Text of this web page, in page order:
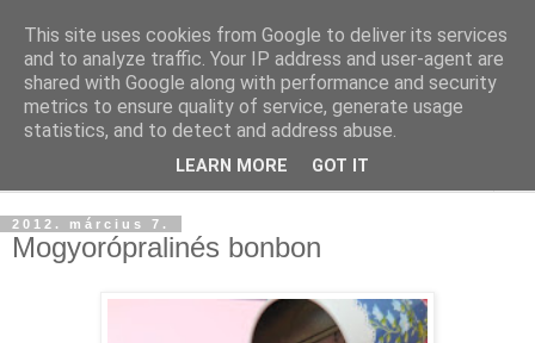
2012. március 7.
Mogyorópralinés bonbon
This site uses cookies from Google to deliver its services
and to analyze traffic. Your IP address and user-agent are
shared with Google along with performance and security
metrics to ensure quality of service, generate usage
statistics, and to detect and address abuse.
LEARN MORE GOT IT